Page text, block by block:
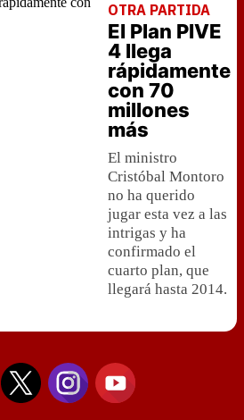
OTRA PARTIDA
El Plan PIVE
4 llega
rápidamente
con 70
millones
más
El ministro
Cristóbal Montoro
no ha querido
jugar esta vez a las
intrigas y ha
confirmado el
cuarto plan, que
llegará hasta 2014.